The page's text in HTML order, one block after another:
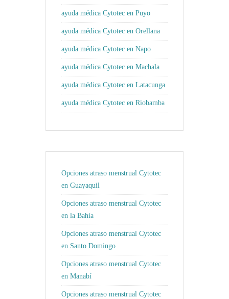
ayuda médica Cytotec en Puyo
ayuda médica Cytotec en Orellana
ayuda médica Cytotec en Napo
ayuda médica Cytotec en Machala
ayuda médica Cytotec en Latacunga
ayuda médica Cytotec en Riobamba
Opciones atraso menstrual Cytotec
en Guayaquil
Opciones atraso menstrual Cytotec
en la Bahía
Opciones atraso menstrual Cytotec
en Santo Domingo
Opciones atraso menstrual Cytotec
en Manabí
Opciones atraso menstrual Cytotec